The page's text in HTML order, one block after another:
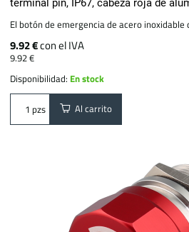
terminal pin, IP67, cabeza roja de
El botón de emergencia de acero inoxidable
9.92 €con el IVA
9.92 €
Disponibilidad: En stock
pzs Al carrito